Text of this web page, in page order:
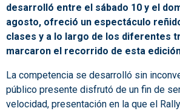
desarrolló entre el sábado 10 y el
agosto, ofreció un espectáculo
clases y a lo largo de los diferentes
marcaron el recorrido de esta
La competencia se desarrolló sin
público presente disfrutó de un fin de
velocidad, presentación en la que el